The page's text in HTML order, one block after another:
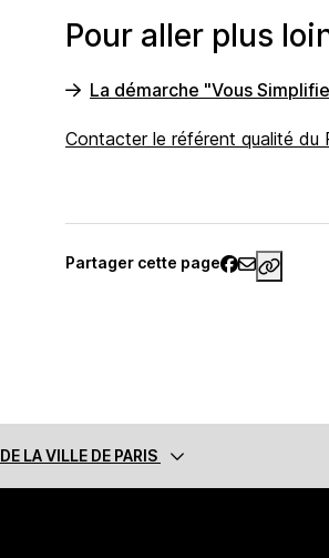
Pour aller plus
La démarche "Vous
Contacter le référent qualité du
Partager cette page
DE LA VILLE DE PARIS